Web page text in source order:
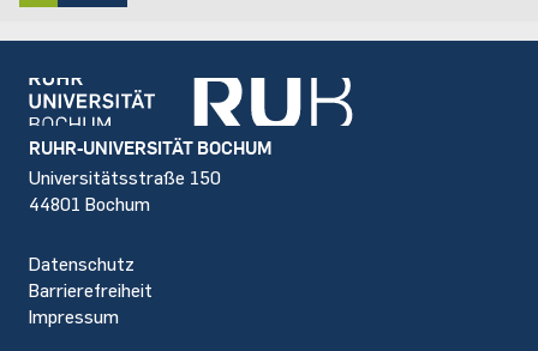
Footer
RUHR-UNIVERSITÄT BOCHUM
Universitätsstraße 150
44801 Bochum
Datenschutz
Barrierefreiheit
Impressum